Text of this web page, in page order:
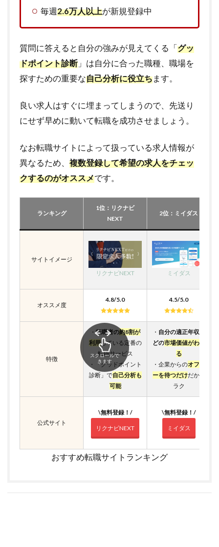
毎週2.6万人以上が新規登録中
質問に答えると自分の強みが見えてくる「グッ
ドポイント診断」は自分に合った職種、職場を
探すための重要な自己分析に役立ちます。
良い求人はすぐに埋まってしまうので、先送り
にせず早めに動いて転職を成功させましょう。
なお転職サイトによって扱っている求人情報が
異なるため、 複数登録して希望の求人をチェッ
クするのがオススメです。
ランキング
1位：リクナビ
NEXT
2位：ミイダス
サイトイメージ
リクナビNEXT
ミイダス
オススメ度
4.8/5.0 4.5/5.0
特徴
・転職者の約8割が
利用している定番の
転職サービス
・「グッドポイント
診断」で自己分析も
可能
・ 自分の適正年収な
どの市場価値がわか
る
・企業からのオファ
ーを待つだけだから
ラク
公式サイト
\無料登録！/
リクナビNEXT
\無料登録！/
ミイダス
スクロールで
きます
おすすめ転職サイトランキング